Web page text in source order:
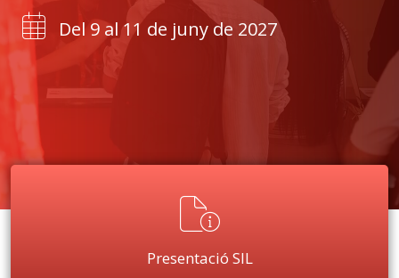
Del 9 al 11 de juny de 2027
Presentació SIL